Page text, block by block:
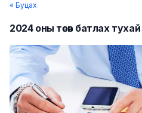
« Буцах
2024 оны төсөв батлах